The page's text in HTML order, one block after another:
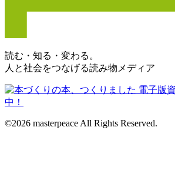
読む・知る・変わる。
人と社会をつなげる読み物メディア
©2026 masterpeace All Rights Reserved.